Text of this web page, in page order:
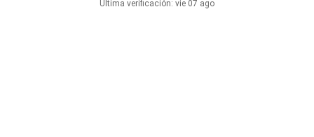
Última verificación: vie 07 ago